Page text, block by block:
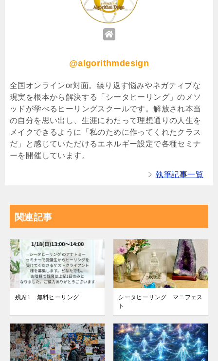
@algorithmdesign
全国オンラインor対面。繰り返す悩みやネガティブな
現実を根本から解決する「シータヒーリング」のメソ
ッドが学べるヒーリングスクールです。解放され本当
の自分を思い出し、生涯にわたって理想通りの人生を
メイクできるように「私のために作ってくれたクラス
だ」と感じていただけるエネルギー設定で各種セミナ
ーを開催しています。
執筆記事一覧
関連記事
残席1 無料ヒーリング
シータヒーリング マニフェス
ト